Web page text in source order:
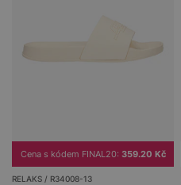
Cena s kódem FINAL20: 359.20 Kč
RELAKS / R34008-13